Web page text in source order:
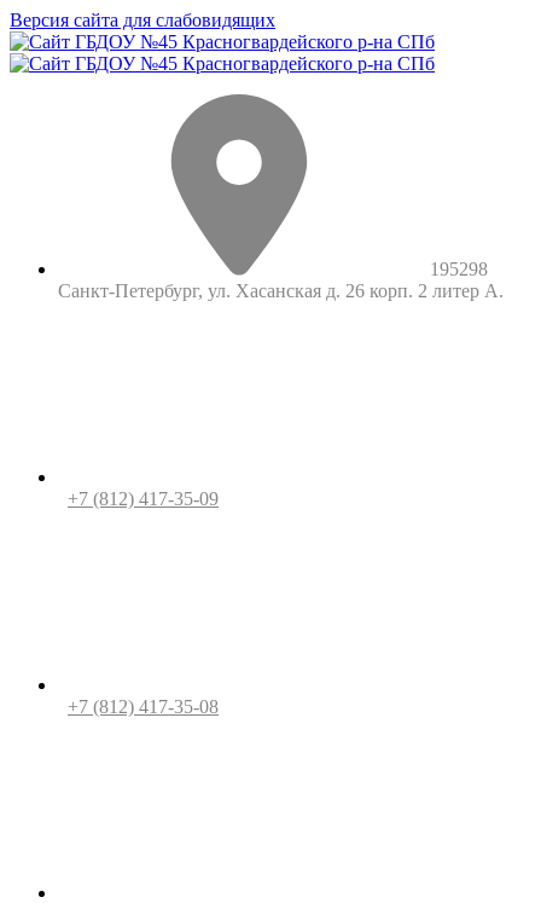
Версия сайта для слабовидящих
195298
Санкт-Петербург, ул. Хасанская д. 26 корп. 2 литер А.
+7 (812) 417-35-09
+7 (812) 417-35-08